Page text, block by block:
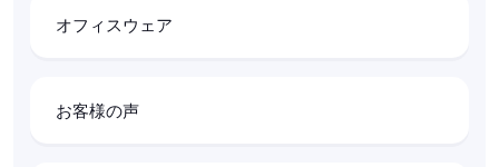
オフィスウェア
お客様の声